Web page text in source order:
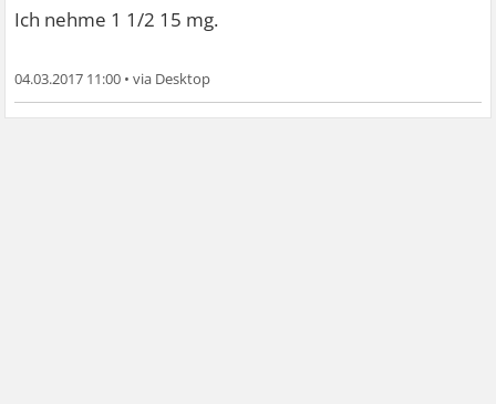
Ich nehme 1 1/2 15 mg.
04.03.2017 11:00 •